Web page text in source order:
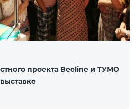
проекта Beeline и ТУМО